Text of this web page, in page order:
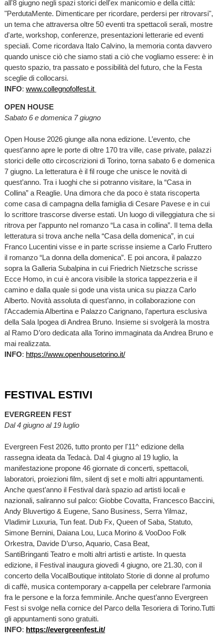
all'8 giugno negli spazi storici dell'ex manicomio e della città:
"PerdutaMente. Dimenticare per ricordare, perdersi per ritrovarsi",
un tema che attraversa oltre 50 eventi tra spettacoli serali, mostre
d'arte, workshop, conferenze, presentazioni letterarie ed eventi
speciali. Come ricordava Italo Calvino, la memoria conta davvero
quando unisce ciò che siamo stati a ciò che vogliamo essere: è in
questo spazio, tra passato e possibilità del futuro, che la Festa
sceglie di collocarsi.
INFO: www.collegnofolfest.it
OPEN HOUSE
Sabato 6 e domenica 7 giugno
Open House 2026 giunge alla nona edizione. L’evento, che
quest’anno apre le porte di oltre 170 tra ville, case private, palazzi
storici delle otto circoscrizioni di Torino, torna sabato 6 e domenica
7 giugno. La letteratura è il fil rouge che unisce le novità di
quest’anno. Tra i luoghi che si potranno visitare, la “Casa in
Collina” a Reaglie. Una dimora che da poco è stata riscoperta
come casa di campagna della famiglia di Cesare Pavese e in cui
lo scrittore trascorse diverse estati. Un luogo di villeggiatura che si
ritrova per l’appunto nel romanzo “La casa in collina”. Il tema della
letteratura si trova anche nella “Casa della domenica”, in cui
Franco Lucentini visse e in parte scrisse insieme a Carlo Fruttero
il romanzo “La donna della domenica”. E poi ancora, il palazzo
sopra la Galleria Subalpina in cui Friedrich Nietzsche scrisse
Ecce Homo, in cui è ancora visibile la storica tappezzeria e il
camino e dalla quale si gode una vista unica su piazza Carlo
Alberto. Novità assoluta di quest’anno, in collaborazione con
l’Accademia Albertina e Palazzo Carignano, l’apertura esclusiva
della Sala Ipogea di Andrea Bruno. Insieme si svolgerà la mostra
al Ramo D’oro dedicata alla Torino immaginata da Andrea Bruno e
mai realizzata.
INFO: https://www.openhousetorino.it/
FESTIVAL ESTIVI
EVERGREEN FEST
Dal 4 giugno al 19 luglio
Evergreen Fest 2026, tutto pronto per l'11^ edizione della
rassegna ideata da Tedacà. Dal 4 giugno al 19 luglio, la
manifestazione propone 46 giornate di concerti, spettacoli,
laboratori, proiezioni film, silent dj set e molti altri appuntamenti.
Anche quest’anno il Festival darà spazio ad artisti locali e
nazionali, saliranno sul palco: Giobbe Covatta, Francesco Baccini,
Andy Bluvertigo & Eugene, Sano Business, Serra Yilmaz,
Vladimir Luxuria, Tun feat. Dub Fx, Queen of Saba, Statuto,
Simone Bernini, Daiana Lou, Luca Morino & VooDoo Folk
Orkestra, Davide D’urso, Aquario, Casa Beat,
SantiBringanti Teatro e molti altri artisti e artiste. In questa
edizione, il Festival inaugura giovedì 4 giugno, ore 21.30, con il
concerto della VocalBoutique intitolato Storie di donne al profumo
di caffè, musica contemporary a-cappella per celebrare l’armonia
fra le persone e la forza femminile. Anche quest’anno Evergreen
Fest si svolge nella cornice del Parco della Tesoriera di Torino.Tutti
gli appuntamenti sono gratuiti.
INFO: https://evergreenfest.it/